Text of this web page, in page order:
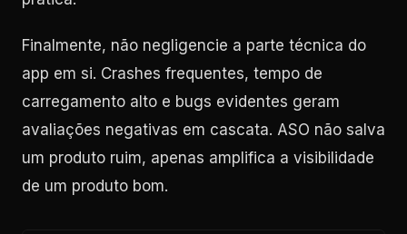
Finalmente, não negligencie a parte técnica do
app em si. Crashes frequentes, tempo de
carregamento alto e bugs evidentes geram
avaliações negativas em cascata. ASO não salva
um produto ruim, apenas amplifica a visibilidade
de um produto bom.